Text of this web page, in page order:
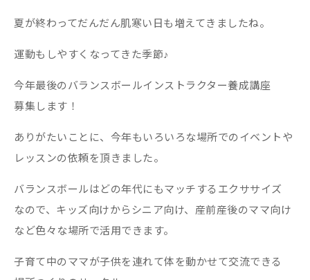
夏が終わってだんだん肌寒い日も増えてきましたね。
運動もしやすくなってきた季節♪
今年最後のバランスボールインストラクター養成講座
募集します！
ありがたいことに、今年もいろいろな場所でのイベントや
レッスンの依頼を頂きました。
バランスボールはどの年代にもマッチするエクササイズ
なので、キッズ向けからシニア向け、産前産後のママ向け
など色々な場所で活用できます。
子育て中のママが子供を連れて体を動かせて交流できる